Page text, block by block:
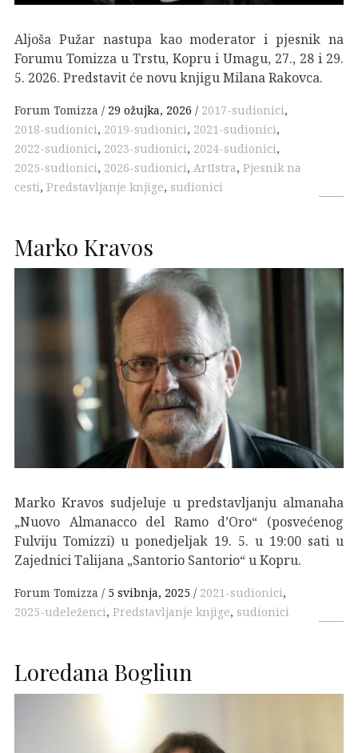
Aljoša Pužar nastupa kao moderator i pjesnik na
Forumu Tomizza u Trstu, Kopru i Umagu, 27., 28 i 29.
5. 2026. Predstavit će novu knjigu Milana Rakovca.
Forum Tomizza 29 ožujka, 2026 2017-sudionici,
2018-sudionici, 2019-sudionici, 2021-sudionici,
2022-sudionici, 2023-sudionici, 2024-sudionici,
2025-sudionici, 2026-sudionici, ArtIstra, Pjesnik na
cesti, Predstavljanje knjige, sudionici
Marko Kravos
Marko Kravos sudjeluje u predstavljanju almanaha
„Nuovo Almanacco del Ramo d’Oro“ (posvećenog
Fulviju Tomizzi) u ponedjeljak 19. 5. u 19:00 sati u
Zajednici Talijana „Santorio Santorio“ u Kopru.
Forum Tomizza 5 svibnja, 2025 2021-sudionici,
2025-udeleženci, Predstavljanje knjige, sudionici
Loredana Bogliun